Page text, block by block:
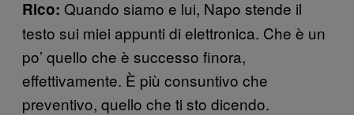
Rico: Quando siamo e lui, Napo stende il
testo sui miei appunti di elettronica. Che è un
po’ quello che è successo finora,
effettivamente. È più consuntivo che
preventivo, quello che ti sto dicendo.